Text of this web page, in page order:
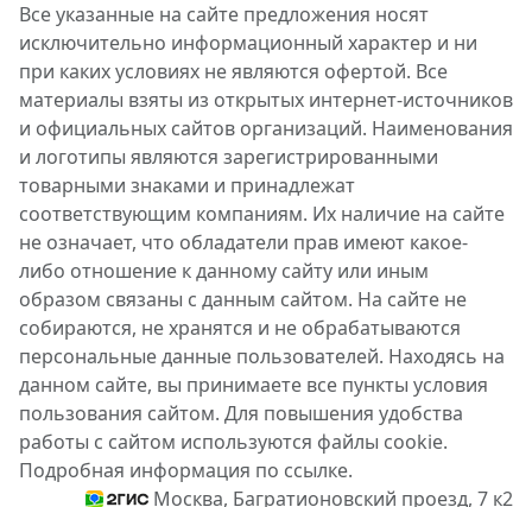
Все указанные на сайте предложения носят
исключительно информационный характер и ни
при каких условиях не являются офертой. Все
материалы взяты из открытых интернет-источников
и официальных сайтов организаций. Наименования
и логотипы являются зарегистрированными
товарными знаками и принадлежат
соответствующим компаниям. Их наличие на сайте
не означает, что обладатели прав имеют какое-
либо отношение к данному сайту или иным
образом связаны с данным сайтом. На сайте не
собираются, не хранятся и не обрабатываются
персональные данные пользователей. Находясь на
данном сайте, вы принимаете все пункты условия
пользования сайтом. Для повышения удобства
работы с сайтом используются файлы cookie.
Подробная информация по ссылке.
Москва, Багратионовский проезд, 7 к2